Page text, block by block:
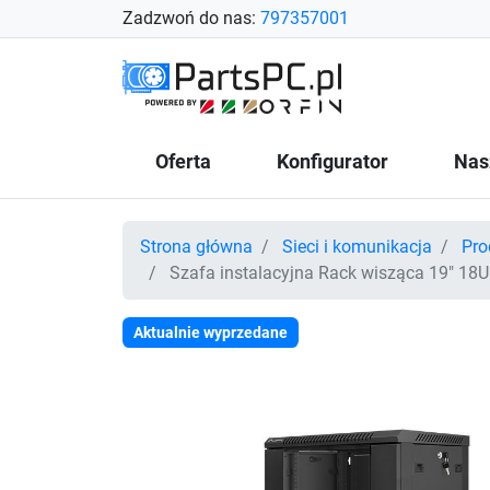
Zadzwoń do nas: 797357001
Oferta Konfigurator
Strona główna Sieci i komunikacja
Szafa instalacyjna Rack wisząca 19"
Aktualnie wyprzedane